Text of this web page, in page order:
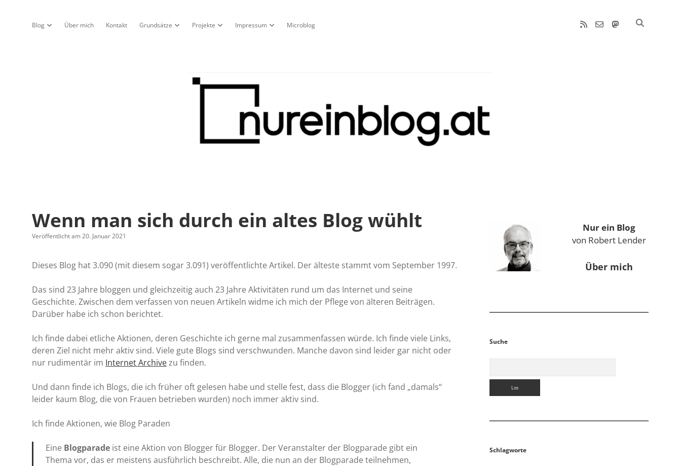
Blog Dropdown-Menü öffnen
Über mich Kontakt Grundsätze Dropdown-Menü öffnen
Projekte Dropdown-Menü öffnen
Impressum Dropdown-Menü öffnen
Microblog rss email-mastodon
Nur
Blog
Wenn man sich durch ein altes Blog wühlt
Veröffentlicht am 20. Januar 2021
Dieses Blog hat 3.090 (mit diesem sogar 3.091) veröffentlichte Artikel. Der älteste stammt vom September 1997.
Das sind 23 Jahre bloggen und gleichzeitig auch 23 Jahre Aktivitäten rund um das Internet und seine
Geschichte. Zwischen dem verfassen von neuen Artikeln widme ich mich der Pflege von älteren Beiträgen.
Darüber habe ich schon berichtet.
Ich finde dabei etliche Aktionen, deren Geschichte ich gerne mal zusammenfassen würde. Ich finde viele Links,
deren Ziel nicht mehr aktiv sind. Viele gute Blogs sind verschwunden. Manche davon sind leider gar nicht oder
nur rudimentär im Internet Archivezu finden.
Und dann finde ich Blogs, die ich früher oft gelesen habe und stelle fest, dass die Blogger (ich fand „damals“
leider kaum Blog, die von Frauen betrieben wurden) noch immer aktiv sind.
Ich finde Aktionen, wie Blog Paraden
Eine Blogparade ist eine Aktion von Blogger für Blogger. Der Veranstalter der Blogparade gibt ein
Thema vor, das er meistens ausführlich beschreibt. Alle, die nun an der Blogparade teilnehmen,
Sidebar
Nur ein Blog
von Robert Lender
Über mich
Suche
Schlagworte